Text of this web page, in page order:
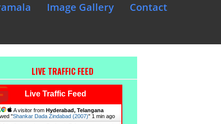
Image Gallery Contact
LIVE TRAFFIC FEED
Live Traffic Feed
A visitor from Hyderabad, Telangana
"Shankar Dada Zindabad (2007)" 1 min ago